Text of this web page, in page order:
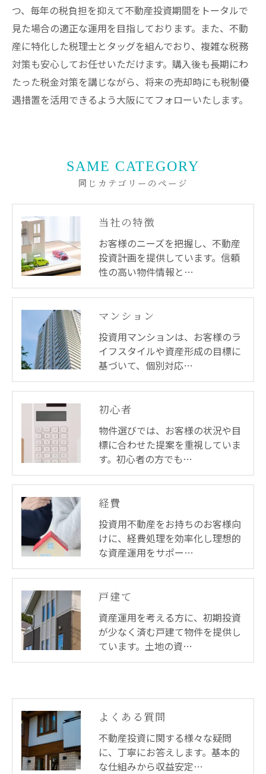
つ、毎年の税負担を抑えて不動産投資期間をトータルで
見た場合の適正な運用を目指しております。また、不動
産に特化した税理士とタッグを組んでおり、複雑な税務
対策も安心してお任せいただけます。購入後も長期にわ
たった税金対策を講じながら、将来の売却時にも税制優
遇措置を活用できるよう大阪にてフォローいたします。
同じカテゴリーのページ
SAME CATEGORY
当社の特徴
お客様のニーズを把握し、不動産
投資計画を提供しています。信頼
性の高い物件情報と…
マンション
投資用マンションは、お客様のラ
イフスタイルや資産形成の目標に
基づいて、個別対応…
初心者
物件選びでは、お客様の状況や目
標に合わせた提案を重視していま
す。初心者の方でも…
経費
投資用不動産をお持ちのお客様向
けに、経費処理を効率化し理想的
な資産運用をサポー…
戸建て
資産運用を考える方に、初期投資
が少なく済む戸建て物件を提供し
ています。土地の資…
よくある質問
不動産投資に関する様々な疑問
に、丁寧にお答えします。基本的
な仕組みから収益安定…